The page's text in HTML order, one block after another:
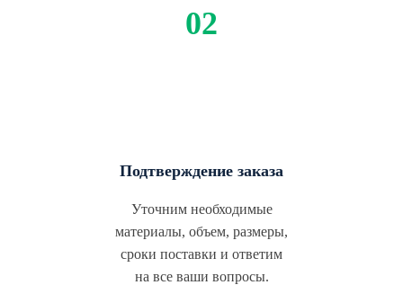
Подтверждение заказа
Уточним необходимые
материалы, объем, размеры,
сроки поставки и ответим
на все ваши вопросы.